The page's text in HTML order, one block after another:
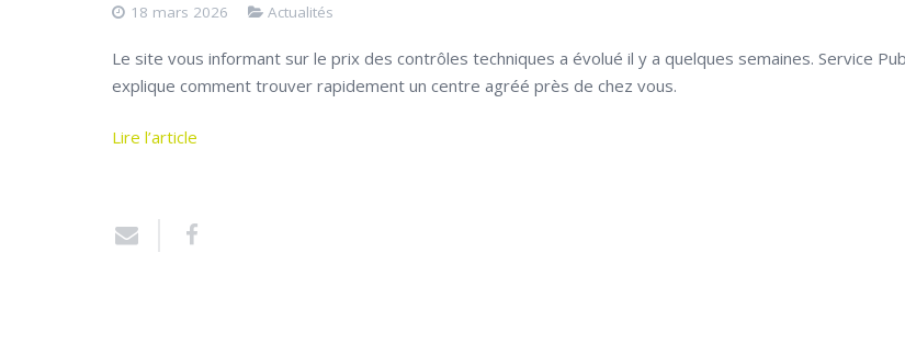
18 mars 2026 Actualités
Le site vous informant sur le prix des contrôles techniques a évolué il y a quelques semaines. Service
explique comment trouver rapidement un centre agréé près de chez vous.
Lire l’article